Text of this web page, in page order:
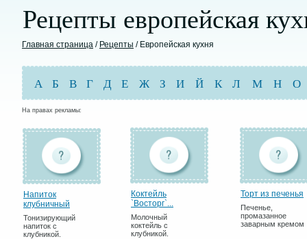
Рецепты европейская
Главная страница / Рецепты / Европейская кухня
А Б В Г Д Е Ж З И Й К Л М Н О
На правах рекламы:
Напиток
клубничный
Тонизирующий
напиток с
клубникой.
Коктейль
`Восторг`...
Молочный
коктейль с
клубникой.
Торт из печенья
Печенье,
промазанное
заварным кремом